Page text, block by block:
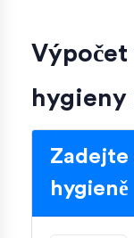
hygieny
Zadejte
hygieně